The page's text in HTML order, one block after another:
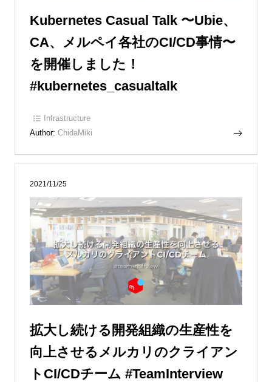
Kubernetes Casual Talk 〜Ubie、
CA、メルペイ各社のCI/CD事情〜
を開催しました！
#kubernetes_casualtalk
Infrastructure
Author: ChidaMiki
2021/11/25
拡大し続ける開発組織の生産性を
向上させるメルカリのクライアン
トCI/CDチーム #TeamInterview